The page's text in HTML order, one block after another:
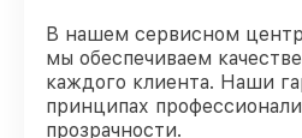
В нашем сервисном
мы обеспечиваем
каждого клиента. Наши
принципах
прозрачности.